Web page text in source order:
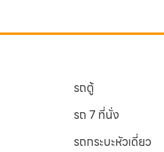
รถตู้
รถ 7 ที่นั่ง
รถกระบะหัวเดี่ยว